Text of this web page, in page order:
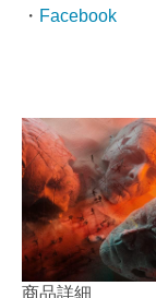
・ Facebook
商品詳細